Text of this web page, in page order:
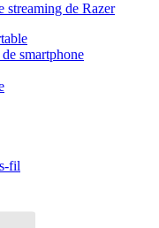
streaming de Razer
smartphone
fil